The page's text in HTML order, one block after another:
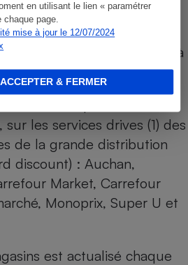
en utilisant le lien « paramétrer
chaque page.
mise à jour le 12/07/2024
& FERMER
réalisées sur l’ensemble
Les produits de
(MDD) sont comparés à
leurs concurrents.
de tous les produits sont
les services drives (1) des
de la grande distribution
discount) : Auchan,
Market, Carrefour
Monoprix, Super U et
est actualisé chaque